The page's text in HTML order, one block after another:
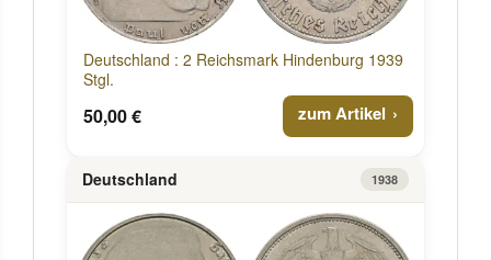
Deutschland : 2 Reichsmark Hindenburg 1939
Stgl.
50,00 € zum Artikel
Deutschland 1938